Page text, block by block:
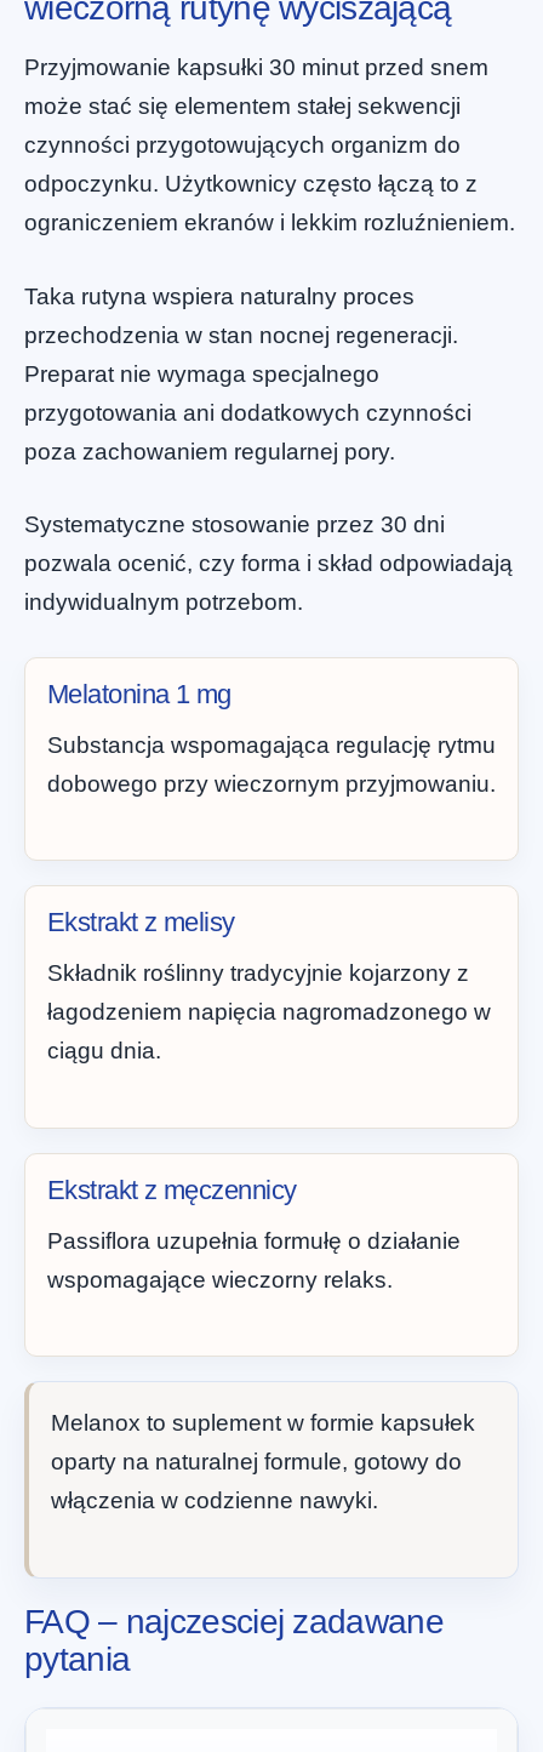
wieczorną rutynę wyciszającą
Przyjmowanie kapsułki 30 minut przed snem
może stać się elementem stałej sekwencji
czynności przygotowujących organizm do
odpoczynku. Użytkownicy często łączą to z
ograniczeniem ekranów i lekkim rozluźnieniem.
Taka rutyna wspiera naturalny proces
przechodzenia w stan nocnej regeneracji.
Preparat nie wymaga specjalnego
przygotowania ani dodatkowych czynności
poza zachowaniem regularnej pory.
Systematyczne stosowanie przez 30 dni
pozwala ocenić, czy forma i skład odpowiadają
indywidualnym potrzebom.
Melatonina 1 mg
Substancja wspomagająca regulację rytmu
dobowego przy wieczornym przyjmowaniu.
Ekstrakt z melisy
Składnik roślinny tradycyjnie kojarzony z
łagodzeniem napięcia nagromadzonego w
ciągu dnia.
Ekstrakt z męczennicy
Passiflora uzupełnia formułę o działanie
wspomagające wieczorny relaks.
Melanox to suplement w formie kapsułek
oparty na naturalnej formule, gotowy do
włączenia w codzienne nawyki.
FAQ – najczesciej zadawane
pytania